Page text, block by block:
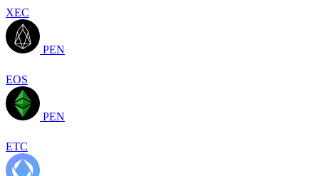
XEC
PEN
EOS
PEN
ETC